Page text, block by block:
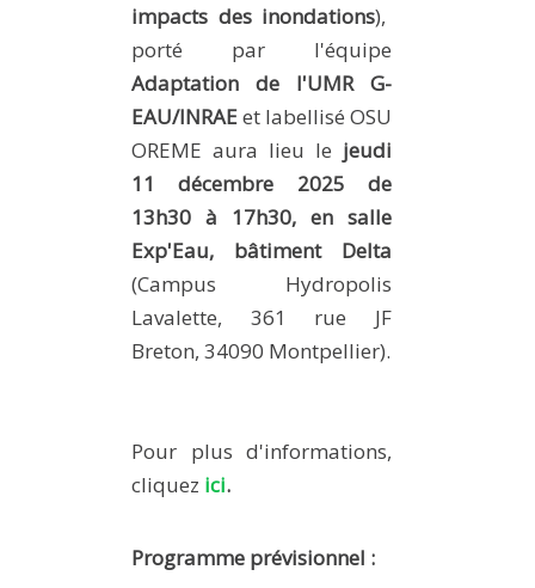
WORKING PAPERS
THEMATIC NOTES
FOR THE PUBLIC
impacts des inondations),
porté par l'équipe
Adaptation de l'UMR G-
EAU/INRAEet labellisé OSU
OREME aura lieu le jeudi
11 décembre 2025 de
13h30 à 17h30, en salle
Exp'Eau, bâtiment Delta
(Campus Hydropolis
Lavalette, 361 rue JF
Breton, 34090 Montpellier).
Pour plus d'informations,
cliquez ici.
Programme prévisionnel :